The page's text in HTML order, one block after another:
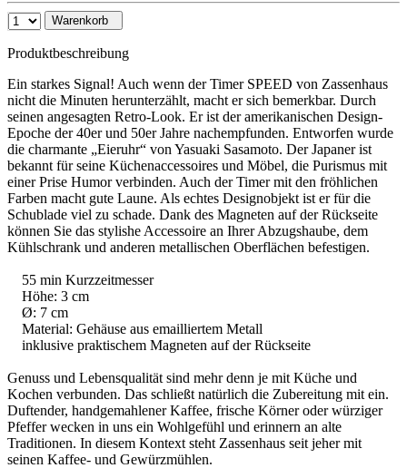
Warenkorb
Produktbeschreibung
Ein starkes Signal! Auch wenn der Timer SPEED von Zassenhaus
nicht die Minuten herunterzählt, macht er sich bemerkbar. Durch
seinen angesagten Retro-Look. Er ist der amerikanischen Design-
Epoche der 40er und 50er Jahre nachempfunden. Entworfen wurde
die charmante „Eieruhr“ von Yasuaki Sasamoto. Der Japaner ist
bekannt für seine Küchenaccessoires und Möbel, die Purismus mit
einer Prise Humor verbinden. Auch der Timer mit den fröhlichen
Farben macht gute Laune. Als echtes Designobjekt ist er für die
Schublade viel zu schade. Dank des Magneten auf der Rückseite
können Sie das stylishe Accessoire an Ihrer Abzugshaube, dem
Kühlschrank und anderen metallischen Oberflächen befestigen.
55 min Kurzzeitmesser
Höhe: 3 cm
Ø: 7 cm
Material: Gehäuse aus emailliertem Metall
inklusive praktischem Magneten auf der Rückseite
Genuss und Lebensqualität sind mehr denn je mit Küche und
Kochen verbunden. Das schließt natürlich die Zubereitung mit ein.
Duftender, handgemahlener Kaffee, frische Körner oder würziger
Pfeffer wecken in uns ein Wohlgefühl und erinnern an alte
Traditionen. In diesem Kontext steht Zassenhaus seit jeher mit
seinen Kaffee- und Gewürzmühlen.